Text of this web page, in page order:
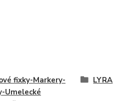
fixky-Markery-
Umelecké
LYRA